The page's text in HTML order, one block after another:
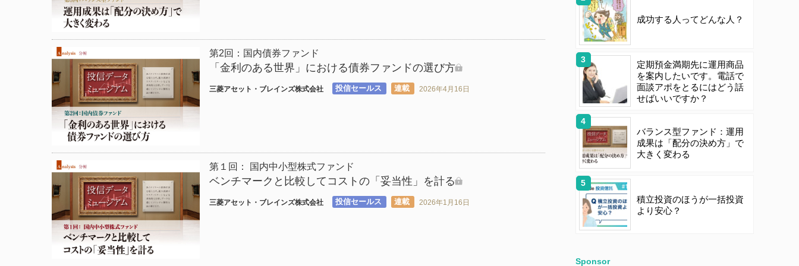
第2回：国内債券ファンド
「金利のある世界」における債券ファンドの選び方
三菱アセット・ブレインズ株式会社 投信セールス 連載 2026年4月16日
第１回： 国内中小型株式ファンド
ベンチマークと比較してコストの「妥当性」を計る
三菱アセット・ブレインズ株式会社 投信セールス 連載 2026年1月16日
成功する人ってどんな人？
定期預金満期先に運用商品
を案内したいです。電話で
面談アポをとるにはどう話
せばいいですか？
バランス型ファンド：運用
成果は「配分の決め方」で
大きく変わる
積立投資のほうが一括投資
より安心？
Sponsor